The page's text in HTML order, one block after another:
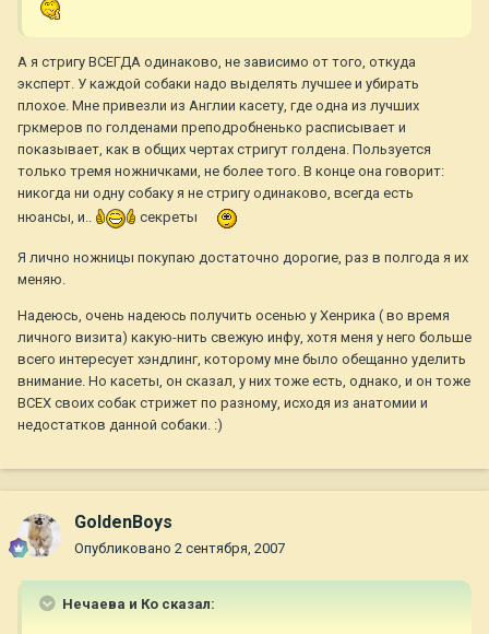
А я стригу ВСЕГДА одинаково, не зависимо от того, откуда
эксперт. У каждой собаки надо выделять лучшее и убирать
плохое. Мне привезли из Англии касету, где одна из лучших
гркмеров по голденами преподробненько расписывает и
показывает, как в общих чертах стригут голдена. Пользуется
только тремя ножничками, не более того. В конце она говорит:
никогда ни одну собаку я не стригу одинаково, всегда есть
нюансы, и..
секреты
Я лично ножницы покупаю достаточно дорогие, раз в полгода я их
меняю.
Надеюсь, очень надеюсь получить осенью у Хенрика ( во время
личного визита) какую-нить свежую инфу, хотя меня у него больше
всего интересует хэндлинг, которому мне было обещанно уделить
внимание. Но касеты, он сказал, у них тоже есть, однако, и он тоже
ВСЕХ своих собак стрижет по разному, исходя из анатомии и
недостатков данной собаки. :)
GoldenBoys
Опубликовано 2 сентября, 2007
Нечаева и Ко сказал: